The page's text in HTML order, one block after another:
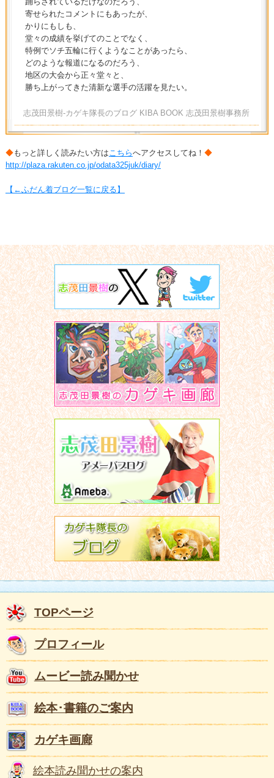
寄せられたコメントにもあったが、
かりにもしも、
堂々の成績を挙げてのことでなく、
特例でソチ五輪に行くようなことがあったら、
どのような報道になるのだろう、
地区の大会から正々堂々と、
勝ち上がってきた清新な選手の活躍を見たい。
志茂田景樹-カゲキ隊長のブログ KIBA BOOK 志茂田景樹事務所
◆もっと詳しく読みたい方はこちらへアクセスしてね！ ◆
http://plaza.rakuten.co.jp/odata325juk/diary/
【←ふだん着ブログ一覧に戻る】
TOPページ
プロフィール
ムービー読み聞かせ
絵本･書籍のご案内
カゲキ画廊
絵本読み聞かせの案内